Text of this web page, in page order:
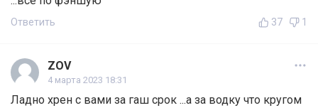
Ответить 37 1
ZOV
4 марта 2023 18:31
Ладно хрен с вами за гаш срок ...а за водку что кругом